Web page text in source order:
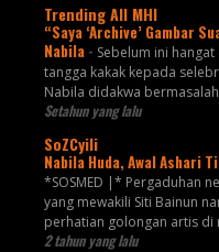
Trending All MHI
“Saya ‘Archive’ Gambar
Nabila - Sebelum ini
tangga kakak kepada
Nabila didakwa
Setahun yang lalu
SoZCyili
Nabila Huda, Awal Ashari
*SOSMED |* Pergaduhan
yang mewakili Siti Bainun
perhatian golongan artis di
2 tahun yang lalu